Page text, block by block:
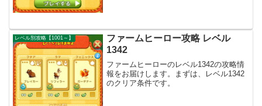
レベル別攻略【1001～】
ファームヒーロー攻略 レベル
1342
ファームヒーローのレベル1342の攻略情
報をお届けします。まずは、レベル1342
のクリア条件です。